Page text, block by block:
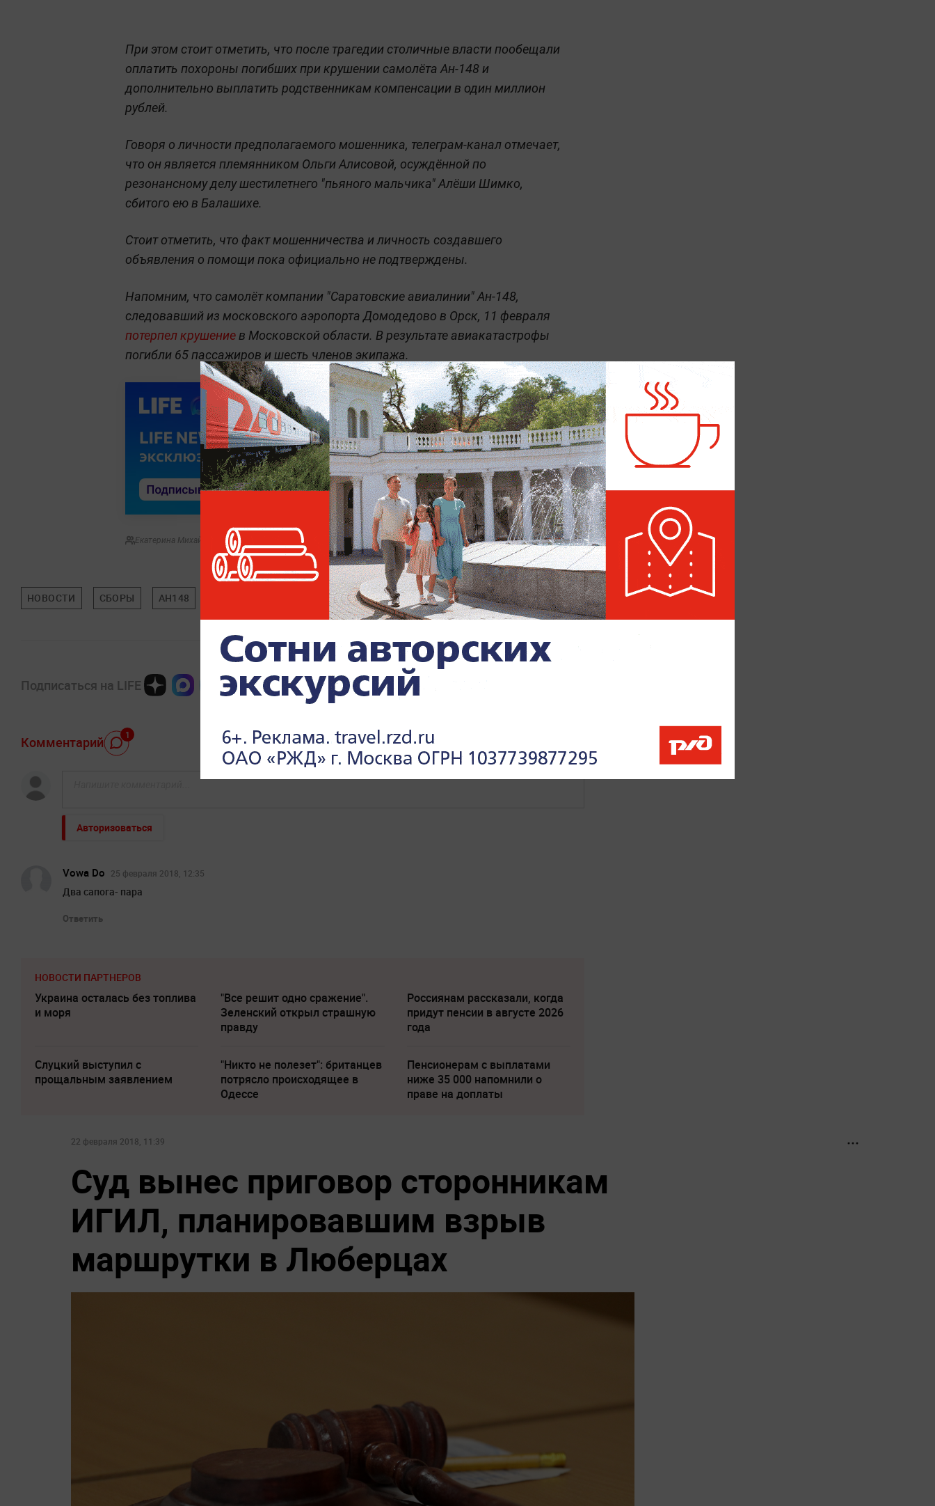
При этом стоит отметить, что после трагедии столичные власти пообещали
оплатить похороны погибших при крушении самолёта Ан-148 и
дополнительно выплатить родственникам компенсации в один миллион
рублей.
Говоря о личности предполагаемого мошенника, телеграм-канал отмечает,
что он является племянником Ольги Алисовой, осуждённой по
резонансному делу шестилетнего "пьяного мальчика" Алёши Шимко,
сбитого ею в Балашихе.
Стоит отметить, что факт мошенничества и личность создавшего
объявления о помощи пока официально не подтверждены.
Напомним, что самолёт компании "Саратовские авиалинии" Ан-148,
следовавший из московского аэропорта Домодедово в Орск, 11 февраля
потерпел крушениев Московской области. В результате авиакатастрофы
погибли 65 пассажиров и шесть членов экипажа.
Екатерина Михайлова
НОВОСТИ СБОРЫ АН148 МОСКОВСКАЯ ОБЛАСТЬ
Подписаться на LIFE
Комментарий 1
Авторизоваться
Vowa Do 25 февраля 2018, 12:35
Два сапога- пара
Ответить
НОВОСТИ ПАРТНЕРОВ
Украина осталась без топлива
и моря
"Все решит одно сражение".
Зеленский открыл страшную
правду
Россиянам рассказали, когда
придут пенсии в августе 2026
года
Слуцкий выступил с
прощальным заявлением
"Никто не полезет": британцев
потрясло происходящее в
Одессе
Пенсионерам с выплатами
ниже 35 000 напомнили о
праве на доплаты
22 февраля 2018, 11:39
Суд вынес приговор сторонникам
ИГИЛ, планировавшим взрыв
маршрутки в Люберцах